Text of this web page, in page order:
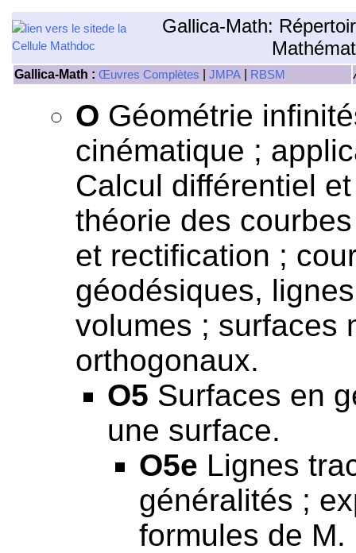
Gallica-Math:
Gallica-Math : Œuvres Complètes JMPA RBSM
O Géométrie
cinématique ;
Calcul différentiel
théorie des
et rectification ;
géodésiques,
volumes ; surfaces
orthogonaux.
O5 Surfaces en
une surface.
O5e Lignes
généralités ;
formules de M.